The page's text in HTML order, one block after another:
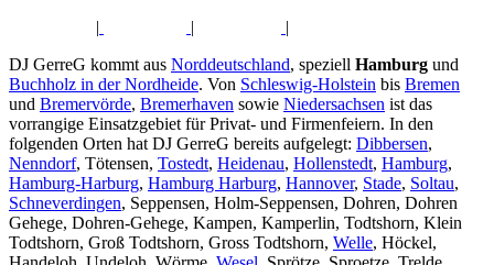
| |
|
DJ GerreG kommt aus Norddeutschland, speziell Hamburg und
Buchholz in der Nordheide. Von Schleswig-Holstein bis Bremen
und Bremervörde, Bremerhaven sowie Niedersachsen ist das
vorrangige Einsatzgebiet für Privat- und Firmenfeiern. In den
folgenden Orten hat DJ GerreG bereits aufgelegt: Dibbersen,
Nenndorf, Tötensen, Tostedt, Heidenau, Hollenstedt, Hamburg,
Hamburg-Harburg, Hamburg Harburg, Hannover, Stade, Soltau,
Schneverdingen, Seppensen, Holm-Seppensen, Dohren, Dohren
Gehege, Dohren-Gehege, Kampen, Kamperlin, Todtshorn, Klein
Todtshorn, Groß Todtshorn, Gross Todtshorn, Welle, Höckel,